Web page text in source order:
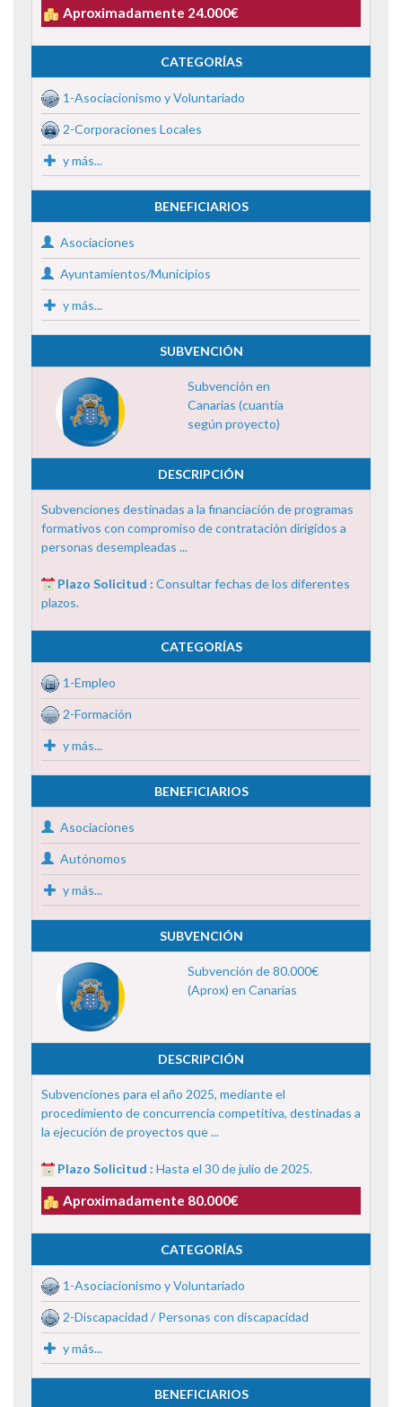
Aproximadamente 24.000€
CATEGORÍAS
1-Asociacionismo y Voluntariado
2-Corporaciones Locales
y más...
BENEFICIARIOS
Asociaciones
Ayuntamientos/Municipios
y más...
SUBVENCIÓN
Subvención en
Canarias (cuantía
según proyecto)
DESCRIPCIÓN
Subvenciones destinadas a la financiación de programas
formativos con compromiso de contratación dirigidos a
personas desempleadas ...
Plazo Solicitud : Consultar fechas de los diferentes
plazos.
CATEGORÍAS
1-Empleo
2-Formación
y más...
BENEFICIARIOS
Asociaciones
Autónomos
y más...
SUBVENCIÓN
Subvención de 80.000€
(Aprox) en Canarias
DESCRIPCIÓN
Subvenciones para el año 2025, mediante el
procedimiento de concurrencia competitiva, destinadas a
la ejecución de proyectos que ...
Plazo Solicitud : Hasta el 30 de julio de 2025.
Aproximadamente 80.000€
CATEGORÍAS
1-Asociacionismo y Voluntariado
2-Discapacidad / Personas con discapacidad
y más...
BENEFICIARIOS